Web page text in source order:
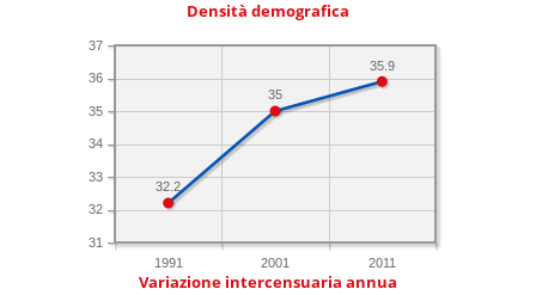
Densità demografica
1991 2001 2011
31
32
33
34
35
36
37
35.9
35
32.2
Variazione intercensuaria annua